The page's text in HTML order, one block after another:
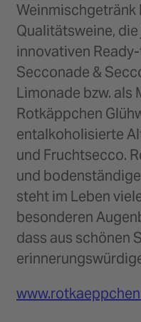
Weinmischgetränk
Qualitätsweine,
innovativen
Secconade &
Limonade bzw. als
Rotkäppchen
entalkoholisierte
und Fruchtsecco.
und
steht im Leben
besonderen
dass aus schönen